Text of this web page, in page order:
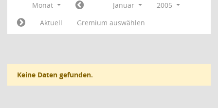
Monat Januar
2005
Aktuell
Gremium auswählen
Keine Daten gefunden.